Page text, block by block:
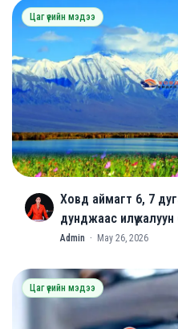
Цаг үеийн мэдээ
A
Ховд аймагт 6, 7
дунджаас илүү
Admin · May 26, 2026
Цаг үеийн мэдээ